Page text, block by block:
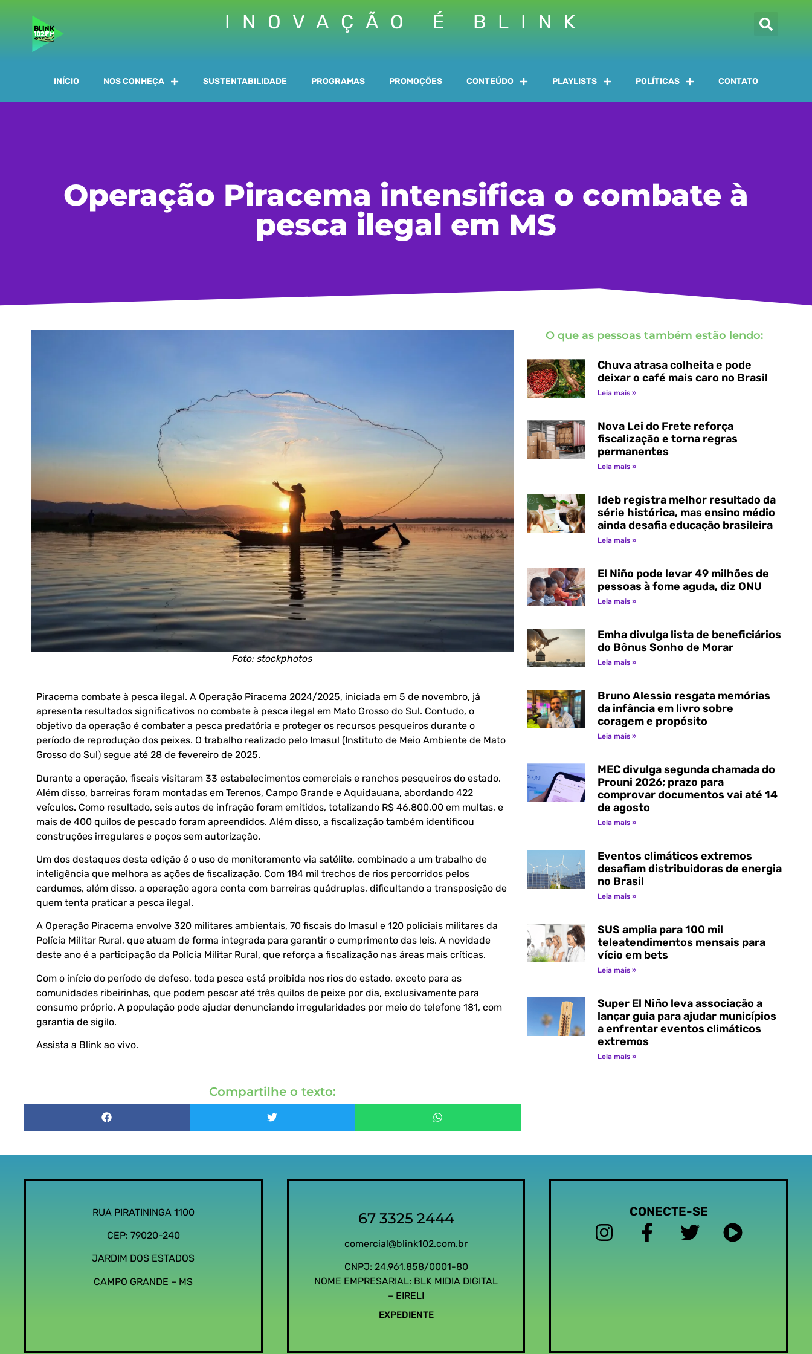
INOVAÇÃO É BLINK
INÍCIO NOS CONHEÇA SUSTENTABILIDADE PROGRAMAS PROMOÇÕES CONTEÚDO PLAYLISTS POLÍTICAS CONTATO
Operação Piracema intensifica o combate à
pesca ilegal em MS
Foto: stockphotos
Piracema combate à pesca ilegal. A Operação Piracema 2024/2025, iniciada em 5 de novembro, já
apresenta resultados significativos no combate à pesca ilegal em Mato Grosso do Sul. Contudo, o
objetivo da operação é combater a pesca predatória e proteger os recursos pesqueiros durante o
período de reprodução dos peixes. O trabalho realizado pelo Imasul (Instituto de Meio Ambiente de Mato
Grosso do Sul) segue até 28 de fevereiro de 2025.
Durante a operação, fiscais visitaram 33 estabelecimentos comerciais e ranchos pesqueiros do estado.
Além disso, barreiras foram montadas em Terenos, Campo Grande e Aquidauana, abordando 422
veículos. Como resultado, seis autos de infração foram emitidos, totalizando R$ 46.800,00 em multas, e
mais de 400 quilos de pescado foram apreendidos. Além disso, a fiscalização também identificou
construções irregulares e poços sem autorização.
Um dos destaques desta edição é o uso de monitoramento via satélite, combinado a um trabalho de
inteligência que melhora as ações de fiscalização. Com 184 mil trechos de rios percorridos pelos
cardumes, além disso, a operação agora conta com barreiras quádruplas, dificultando a transposição de
quem tenta praticar a pesca ilegal.
A Operação Piracema envolve 320 militares ambientais, 70 fiscais do Imasul e 120 policiais militares da
Polícia Militar Rural, que atuam de forma integrada para garantir o cumprimento das leis. A novidade
deste ano é a participação da Polícia Militar Rural, que reforça a fiscalização nas áreas mais críticas.
Com o início do período de defeso, toda pesca está proibida nos rios do estado, exceto para as
comunidades ribeirinhas, que podem pescar até três quilos de peixe por dia, exclusivamente para
consumo próprio. A população pode ajudar denunciando irregularidades por meio do telefone 181, com
garantia de sigilo.
Assista a Blink ao vivo.
Compartilhe o texto:
O que as pessoas também estão lendo:
Chuva atrasa colheita e pode
deixar o café mais caro no Brasil
Leia mais »
Nova Lei do Frete reforça
fiscalização e torna regras
permanentes
Leia mais »
Ideb registra melhor resultado da
série histórica, mas ensino médio
ainda desafia educação brasileira
Leia mais »
El Niño pode levar 49 milhões de
pessoas à fome aguda, diz ONU
Leia mais »
Emha divulga lista de beneficiários
do Bônus Sonho de Morar
Leia mais »
Bruno Alessio resgata memórias
da infância em livro sobre
coragem e propósito
Leia mais »
MEC divulga segunda chamada do
Prouni 2026; prazo para
comprovar documentos vai até 14
de agosto
Leia mais »
Eventos climáticos extremos
desafiam distribuidoras de energia
no Brasil
Leia mais »
SUS amplia para 100 mil
teleatendimentos mensais para
vício em bets
Leia mais »
Super El Niño leva associação a
lançar guia para ajudar municípios
a enfrentar eventos climáticos
extremos
Leia mais »
RUA PIRATININGA 1100
CEP: 79020-240
JARDIM DOS ESTADOS
CAMPO GRANDE – MS
67 3325 2444
comercial@blink102.com.br
CNPJ: 24.961.858/0001-80
NOME EMPRESARIAL: BLK MIDIA DIGITAL
– EIRELI
EXPEDIENTE
CONECTE-SE